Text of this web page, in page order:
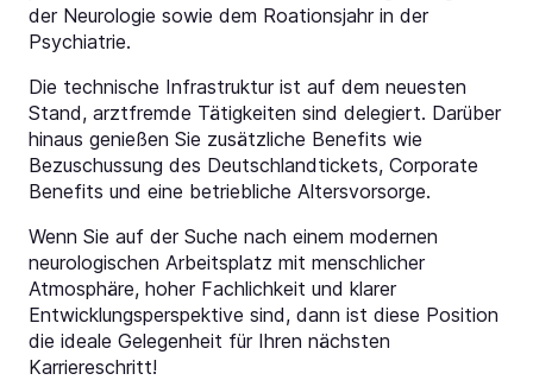
der Neurologie sowie dem Roationsjahr in der
Psychiatrie.
Die technische Infrastruktur ist auf dem neuesten
Stand, arztfremde Tätigkeiten sind delegiert. Darüber
hinaus genießen Sie zusätzliche Benefits wie
Bezuschussung des Deutschlandtickets, Corporate
Benefits und eine betriebliche Altersvorsorge.
Wenn Sie auf der Suche nach einem modernen
neurologischen Arbeitsplatz mit menschlicher
Atmosphäre, hoher Fachlichkeit und klarer
Entwicklungsperspektive sind, dann ist diese Position
die ideale Gelegenheit für Ihren nächsten
Karriereschritt!